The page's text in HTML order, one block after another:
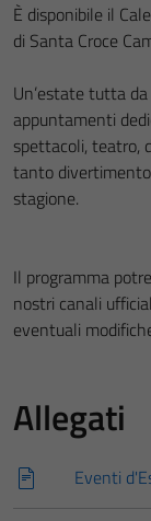
È disponibile il
di Santa Croce
Un’estate tutta
appuntamenti
spettacoli, teatro,
tanto
stagione.
Il programma
nostri canali
eventuali
Allegati
Eventi